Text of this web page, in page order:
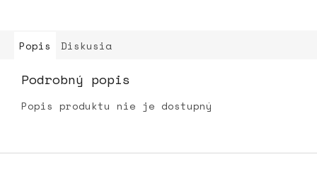
Popis Diskusia
Podrobný popis
Popis produktu nie je dostupný
Z